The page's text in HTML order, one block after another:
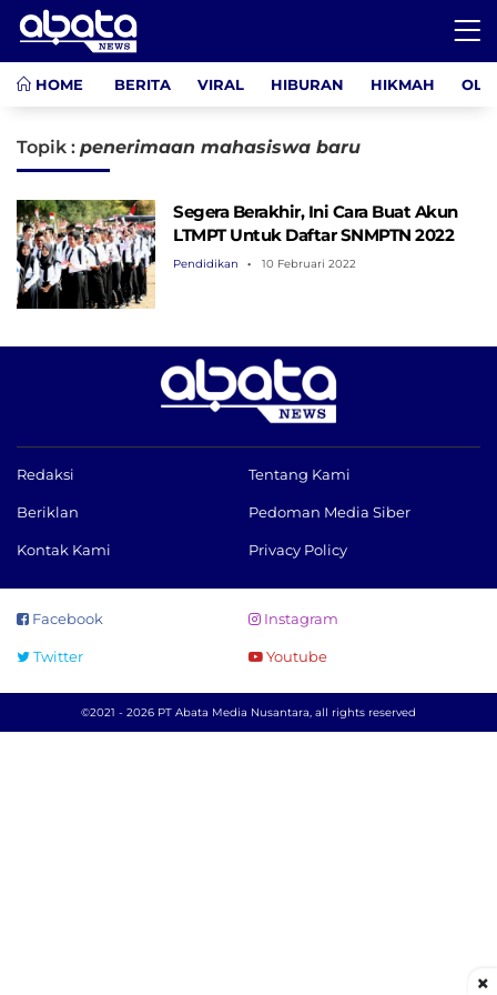
HOME BERITA VIRAL HIBURAN HIKMAH
Topik : penerimaan mahasiswa baru
Segera Berakhir, Ini Cara Buat Akun
LTMPT Untuk Daftar SNMPTN 2022
Pendidikan 10 Februari 2022
Redaksi Tentang Kami
Beriklan Pedoman Media Siber
Kontak Kami Privacy Policy
Facebook Instagram
Twitter Youtube
©2021 - 2026 PT Abata Media Nusantara, all rights reserved
×